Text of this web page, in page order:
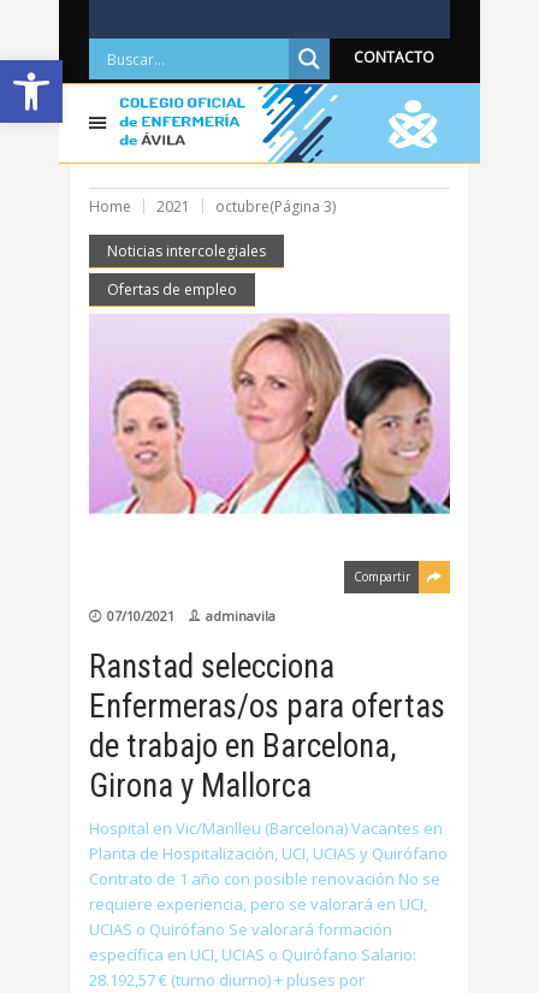
Abrir barra de herramientas CONTACTO
Home 2021 octubre(Página 3)
Noticias intercolegiales
Ofertas de empleo
Compartir
07/10/2021 adminavila
Ranstad selecciona
Enfermeras/os para ofertas
de trabajo en Barcelona,
Girona y Mallorca
Hospital en Vic/Manlleu (Barcelona) Vacantes en
Planta de Hospitalización, UCI, UCIAS y Quirófano
Contrato de 1 año con posible renovación No se
requiere experiencia, pero se valorará en UCI,
UCIAS o Quirófano Se valorará formación
específica en UCI, UCIAS o Quirófano Salario:
28.192,57 € (turno diurno) + pluses por